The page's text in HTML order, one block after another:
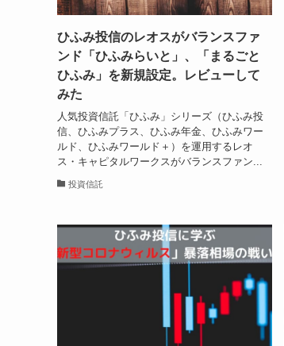
ひふみ投信のレオスがバランスファ
ンド「ひふみらいと」、「まるごと
ひふみ」を新規設定。レビューして
みた
人気投資信託「ひふみ」シリーズ（ひふみ投
信、ひふみプラス、ひふみ年金、ひふみワー
ルド、ひふみワールド＋）を運用するレオ
ス・キャピタルワークスがバランスファン...
投資信託